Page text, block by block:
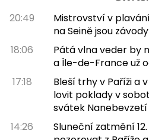
20:49
Mistrovství v
na Seině jsou
18:06
Pátá vlna veder by
a Île-de-France už
17:18
Bleší trhy v Paříži a
lovit poklady v
svátek Nanebevzetí
14:26
Sluneční zatmění